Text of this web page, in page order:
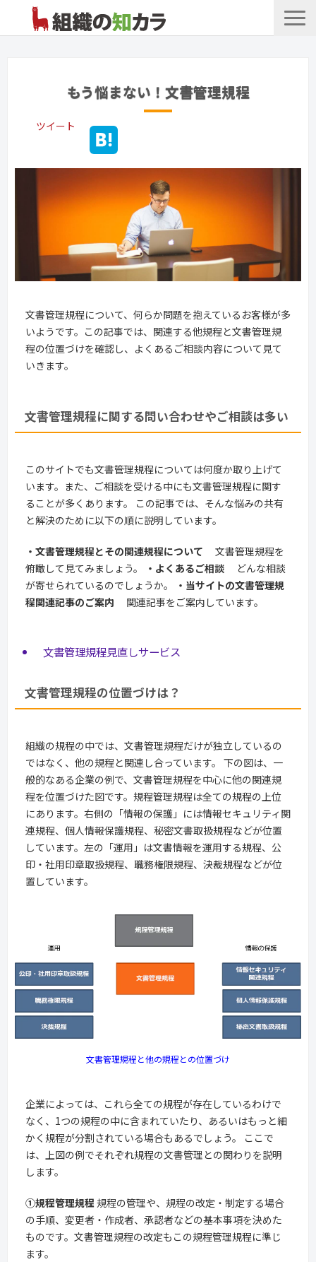
記事カテゴリ一覧
もう悩まない！文書管理規程
ツイート
文書管理規程について、何らか問題を抱えているお客様が多
いようです。この記事では、関連する他規程と文書管理規
程の位置づけを確認し、よくあるご相談内容について見て
いきます。
文書管理規程に関する問い合わせやご相談は多い
このサイトでも文書管理規程については何度か取り上げて
います。また、ご相談を受ける中にも文書管理規程に関す
ることが多くあります。 この記事では、そんな悩みの共有
と解決のために以下の順に説明しています。
・文書管理規程とその関連規程について 文書管理規程を
俯瞰して見てみましょう。
・よくあるご相談 どんな相談
が寄せられているのでしょうか。
・当サイトの文書管理規
程関連記事のご案内 関連記事をご案内しています。
文書管理規程見直しサービス
文書管理規程の位置づけは？
組織の規程の中では、文書管理規程だけが独立しているの
ではなく、他の規程と関連し合っています。 下の図は、一
般的なある企業の例で、文書管理規程を中心に他の関連規
程を位置づけた図です。規程管理規程は全ての規程の上位
にあります。右側の「情報の保護」には情報セキュリティ関
連規程、個人情報保護規程、秘密文書取扱規程などが位置
しています。左の「運用」は文書情報を運用する規程、公
印・社用印章取扱規程、職務権限規程、決裁規程などが位
置しています。
文書管理規程と他の規程との位置づけ
企業によっては、これら全ての規程が存在しているわけで
なく、1つの規程の中に含まれていたり、あるいはもっと細
かく規程が分割されている場合もあるでしょう。 ここで
は、上図の例でそれぞれ規程の文書管理との関わりを説明
します。
①規程管理規程規程の管理や、規程の改定・制定する場合
の手順、変更者・作成者、承認者などの基本事項を決めた
ものです。文書管理規程の改定もこの規程管理規程に準じ
ます。